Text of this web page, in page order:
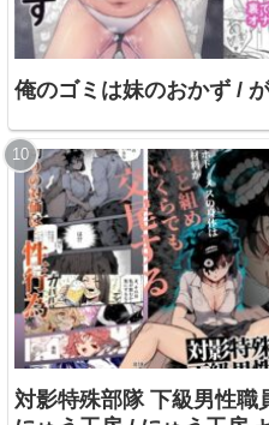
俺のゴミは妹のおかず /
対影特殊部隊 下級男性職